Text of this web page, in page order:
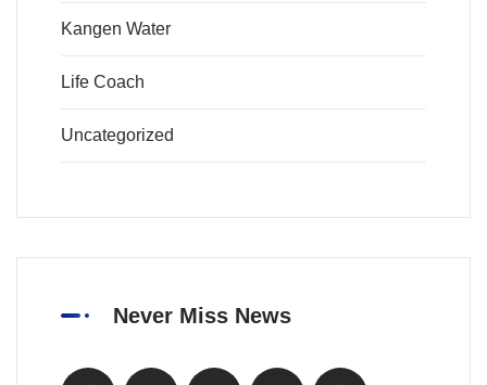
Kangen Water
Life Coach
Uncategorized
Never Miss News